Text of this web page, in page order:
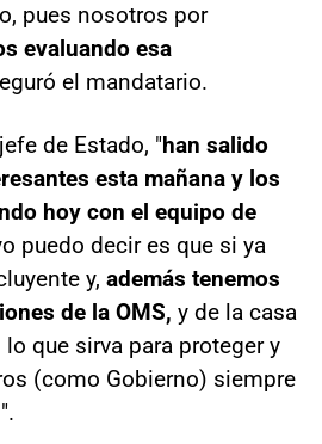
pues nosotros por
evaluando esa
el mandatario.
de Estado, "han salido
esta mañana y los
hoy con el equipo de
puedo decir es que si ya
y, además tenemos
de la OMS, y de la casa
que sirva para proteger y
(como Gobierno) siempre